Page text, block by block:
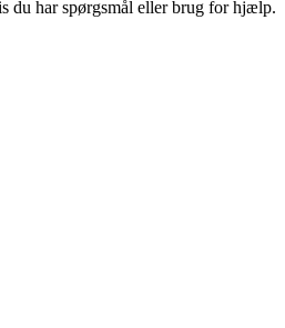
du har spørgsmål eller brug for hjælp.